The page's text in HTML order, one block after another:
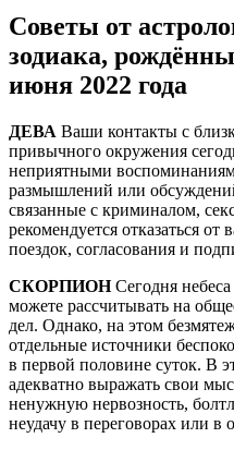
Советы от
зодиака,
июня 2022 года
ДЕВА Ваши контакты с
привычного окружения
неприятными
размышлений или
связанные с криминалом,
рекомендуется отказаться
поездок, согласования и
СКОРПИОНСегодня
можете рассчитывать на
дел. Однако, на этом
отдельные источники
в первой половине суток. В
адекватно выражать свои
ненужную нервозность,
неудачу в переговорах или в